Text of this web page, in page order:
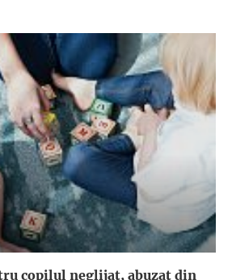
copilul neglijat, abuzat din